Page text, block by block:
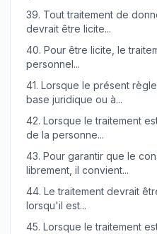
39. Tout traitement de
devrait être licite...
40. Pour être licite, le
personnel...
41. Lorsque le présent
base juridique ou à...
42. Lorsque le traitement
de la personne...
43. Pour garantir que le
librement, il convient...
44. Le traitement devrait
lorsqu'il est...
45. Lorsque le traitement